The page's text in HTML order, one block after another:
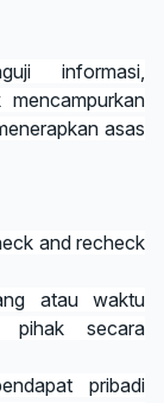
informasi,
asas
and recheck
atau waktu
pihak secara
pribadi